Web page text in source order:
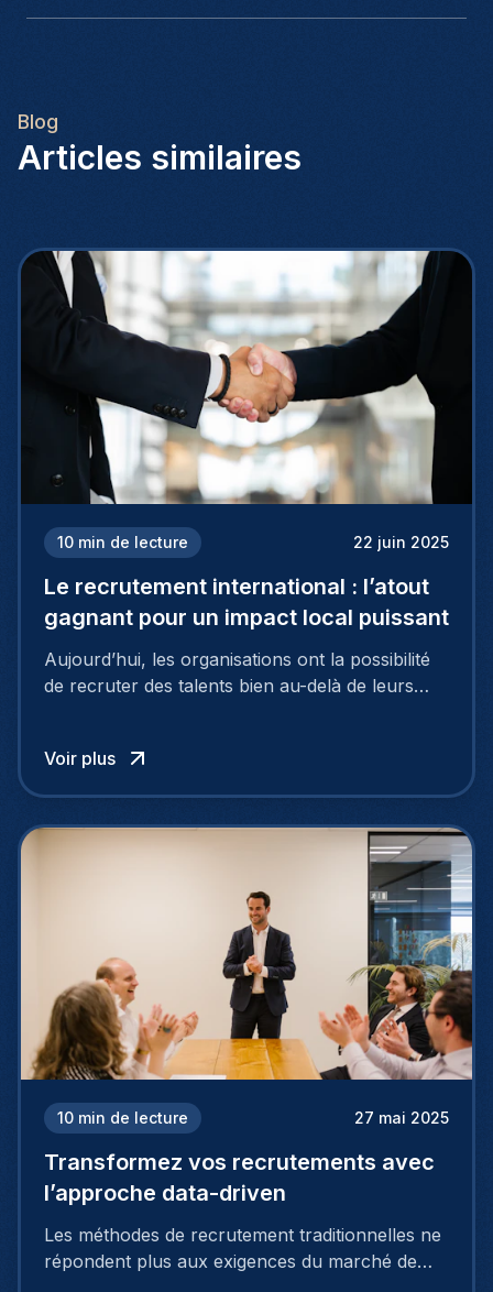
Blog
Articles similaires
10 min de lecture 22 juin 2025
Le recrutement international : l’atout
gagnant pour un impact local puissant
Aujourd’hui, les organisations ont la possibilité
de recruter des talents bien au-delà de leurs
recrutement international.
Voir plus
10 min de lecture 27 mai 2025
Transformez vos recrutements avec
l’approche data-driven
Les méthodes de recrutement traditionnelles ne
répondent plus aux exigences du marché de